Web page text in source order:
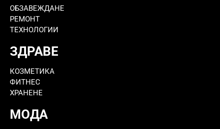
ОБЗАВЕЖДАНЕ
РЕМОНТ
ТЕХНОЛОГИИ
ЗДРАВЕ
КОЗМЕТИКА
ФИТНЕС
ХРАНЕНЕ
МОДА